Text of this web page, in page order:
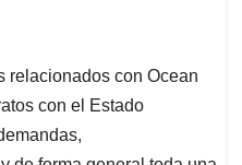
relacionados con Ocean
con el Estado